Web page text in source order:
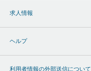
求人情報
ヘルプ
利用者情報の外部送信について